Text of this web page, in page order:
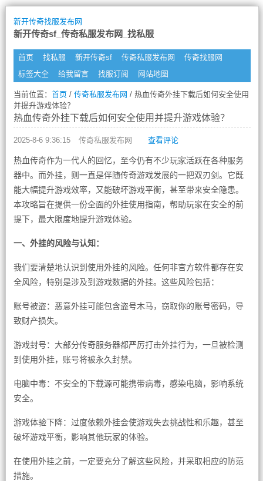
新开传奇找服发布网
新开传奇sf_传奇私服发布网_找私服
首页 找私服 新开传奇sf 传奇私服发布网
传奇找服网
标签大全
给我留言 找服订阅 网站地图
当前位置： 首页/ 传奇私服发布网 / 热血传奇外挂下载后如何安全使用
并提升游戏体验？
热血传奇外挂下载后如何安全使用并提升游戏体验？
2025-8-6 9:36:15 传奇私服发布网 查看评论
热血传奇作为一代人的回忆，至今仍有不少玩家活跃在各种服务
器中。而外挂，则一直是伴随传奇游戏发展的一把双刃剑。它既
能大幅提升游戏效率，又能破坏游戏平衡，甚至带来安全隐患。
本攻略旨在提供一份全面的外挂使用指南，帮助玩家在安全的前
提下，最大限度地提升游戏体验。
一、外挂的风险与认知：
我们要清楚地认识到使用外挂的风险。任何非官方软件都存在安
全风险，特别是涉及到游戏数据的外挂。这些风险包括：
账号被盗：恶意外挂可能包含盗号木马，窃取你的账号密码，导
致财产损失。
游戏封号：大部分传奇服务器都严厉打击外挂行为，一旦被检测
到使用外挂，账号将被永久封禁。
电脑中毒：不安全的下载源可能携带病毒，感染电脑，影响系统
安全。
游戏体验下降：过度依赖外挂会使游戏失去挑战性和乐趣，甚至
破坏游戏平衡，影响其他玩家的体验。
在使用外挂之前，一定要充分了解这些风险，并采取相应的防范
措施。